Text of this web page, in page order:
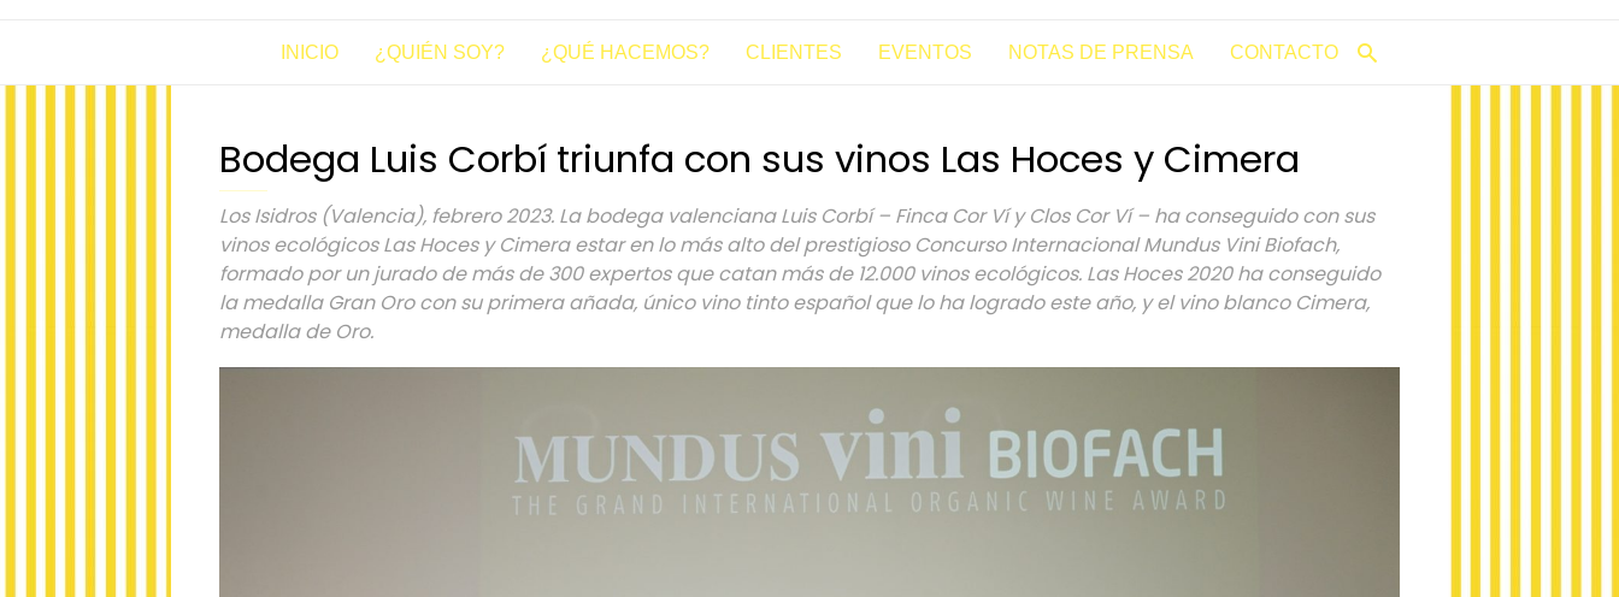
INICIO ¿QUIÉN SOY? ¿QUÉ HACEMOS? CLIENTES EVENTOS NOTAS DE PRENSA CONTACTO
Bodega Luis Corbí triunfa con sus vinos Las Hoces y Cimera
Los Isidros (Valencia), febrero 2023. La bodega valenciana Luis Corbí – Finca Cor Ví y Clos Cor Ví – ha conseguido con sus
vinos ecológicos Las Hoces y Cimera estar en lo más alto del prestigioso Concurso Internacional Mundus Vini Biofach,
formado por un jurado de más de 300 expertos que catan más de 12.000 vinos ecológicos. Las Hoces 2020 ha conseguido
la medalla Gran Oro con su primera añada, único vino tinto español que lo ha logrado este año, y el vino blanco Cimera,
medalla de Oro.